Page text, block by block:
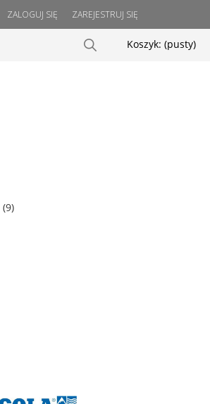
ZAREJESTRUJ SIĘ
ZALOGUJ SIĘ
Koszyk: (pusty)
(9)